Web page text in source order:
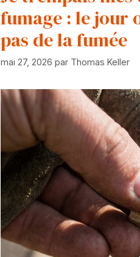
fumage : le jour
pas de la fumée
mai 27, 2026 par Thomas Keller